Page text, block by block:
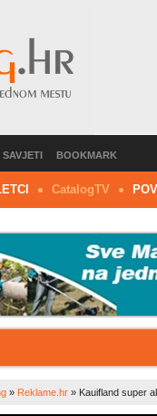
SAVJETI BOOKMARK
CatalogTV
» Reklame.hr» Kauifland super